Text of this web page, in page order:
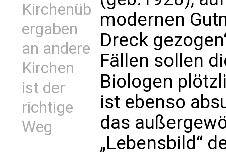
Kirchenüb
ergaben
an andere
Kirchen
ist der
richtige
Weg
modernen
Dreck
Fällen sollen
Biologen
ist ebenso
das
„Lebensbild“